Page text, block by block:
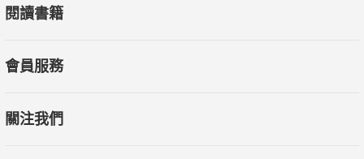
閱讀書籍
會員服務
關注我們